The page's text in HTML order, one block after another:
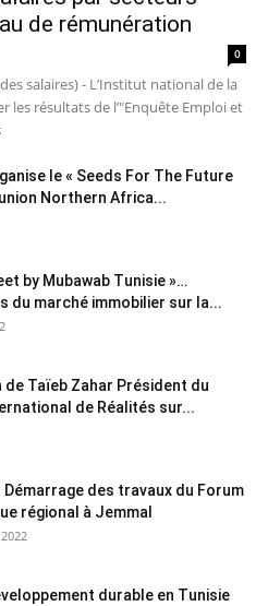
de rémunération
0
salaires) - L’Institut national de la
les résultats de l’"Enquête Emploi et
le « Seeds For The Future
Northern Africa...
by Mubawab Tunisie »…
du marché immobilier sur la...
Taïeb Zahar Président du
de Réalités sur...
Démarrage des travaux du Forum
régional à Jemmal
durable en Tunisie